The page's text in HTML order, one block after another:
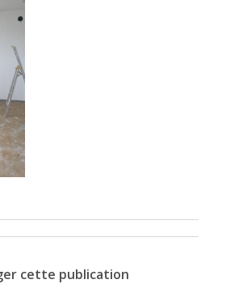
cette publication